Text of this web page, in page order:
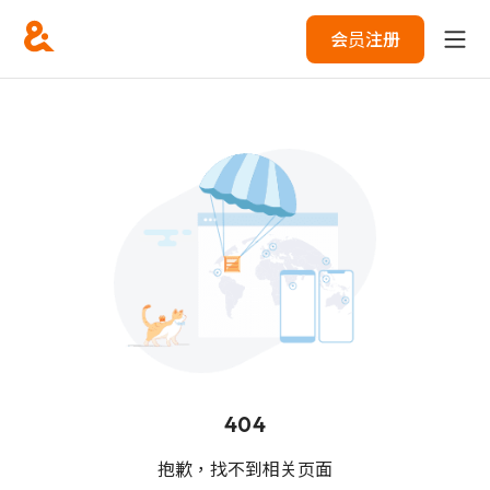
会员注册
404
抱歉，找不到相关页面